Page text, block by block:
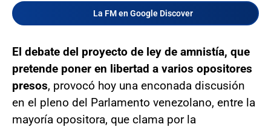
La FM en Google Discover
El debate del proyecto de ley de amnistía, que
pretende poner en libertad a varios opositores
presos, provocó hoy una enconada discusión
en el pleno del Parlamento venezolano, entre la
mayoría opositora, que clama por la